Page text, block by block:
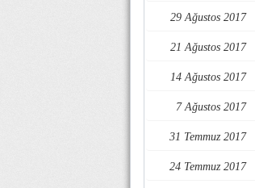
29 Ağustos 2017
21 Ağustos 2017
14 Ağustos 2017
7 Ağustos 2017
31 Temmuz 2017
24 Temmuz 2017